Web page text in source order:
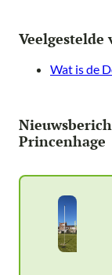
Veelgestelde
Wat is de
Princenhage